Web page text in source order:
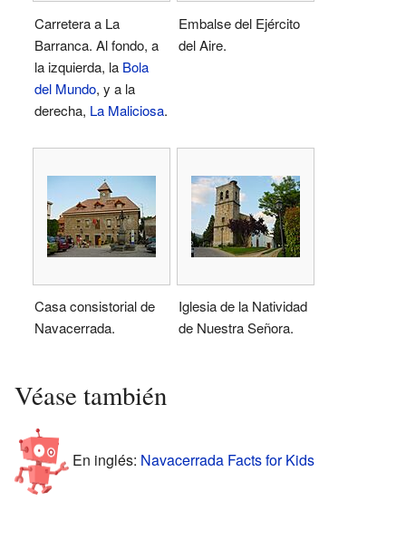
Carretera a La
Barranca. Al fondo, a
la izquierda, la Bola
del Mundo, y a la
derecha, La Maliciosa.
Embalse del Ejército
del Aire.
Casa consistorial de
Navacerrada.
Iglesia de la Natividad
de Nuestra Señora.
Véase también
En inglés: Navacerrada Facts for Kids